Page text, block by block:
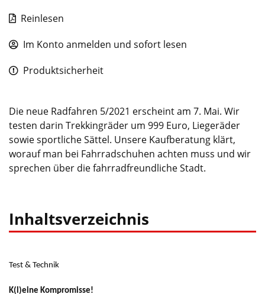
Reinlesen
Im Konto anmelden und sofort lesen
Produktsicherheit
Die neue Radfahren 5/2021 erscheint am 7. Mai. Wir
testen darin Trekkingräder um 999 Euro, Liegeräder
sowie sportliche Sättel. Unsere Kaufberatung klärt,
worauf man bei Fahrradschuhen achten muss und wir
sprechen über die fahrradfreundliche Stadt.
Inhaltsverzeichnis
Test & Technik
K(l)eine Kompromisse!